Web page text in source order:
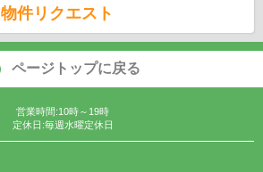
物件リクエスト
ページトップに戻る
営業時間:10時～19時
定休日:毎週水曜定休日